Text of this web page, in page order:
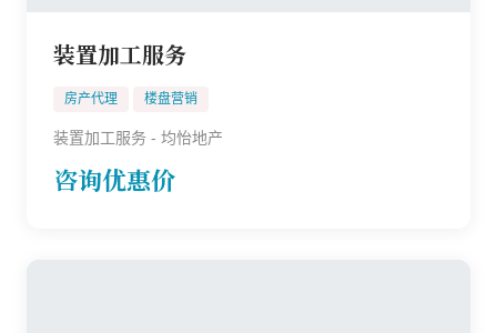
装置加工服务
房产代理 楼盘营销
装置加工服务 - 均怡地产
咨询优惠价